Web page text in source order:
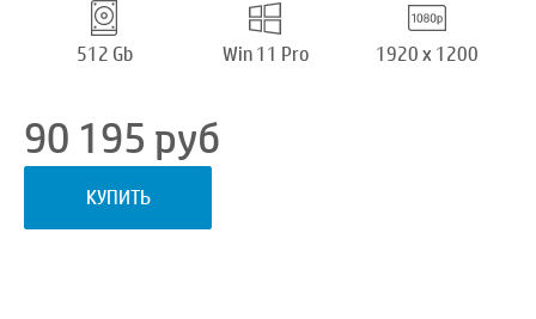
512 Gb Win 11 Pro 1920 x 1200
90 195 руб
КУПИТЬ